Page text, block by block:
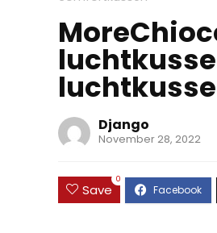
Django
November 28, 2022
Save
0